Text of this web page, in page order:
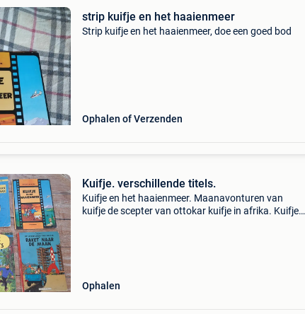
strip kuifje en het haaienmeer
Strip kuifje en het haaienmeer, doe een goed bod
Ophalen of Verzenden
Kuifje. verschillende titels.
Kuifje en het haaienmeer. Maanavonturen van
kuifje de scepter van ottokar kuifje in afrika. Kuifje
Ophalen